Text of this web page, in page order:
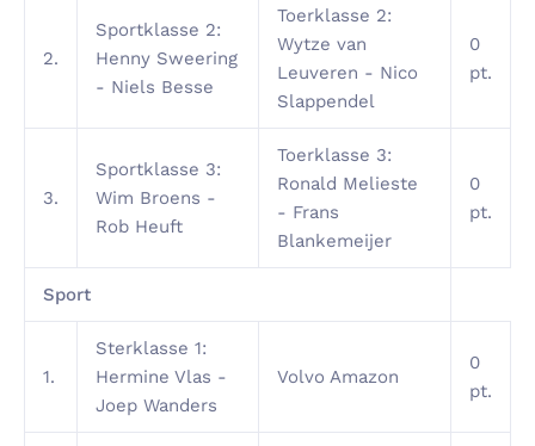
2.
Sportklasse 2:
Henny Sweering
- Niels Besse
Toerklasse 2:
Wytze van
Leuveren - Nico
Slappendel
0
pt.
3.
Sportklasse 3:
Wim Broens -
Rob Heuft
Toerklasse 3:
Ronald Melieste
- Frans
Blankemeijer
0
pt.
Sport
1.
Sterklasse 1:
Hermine Vlas -
Joep Wanders
Volvo Amazon
0
pt.